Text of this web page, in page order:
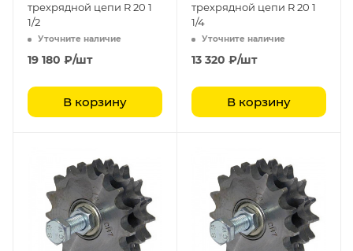
трехрядной цепи R 20 1
1/2
Уточните наличие
19 180 ₽/шт
В корзину
трехрядной цепи R 20 1
1/4
Уточните наличие
13 320 ₽/шт
В корзину